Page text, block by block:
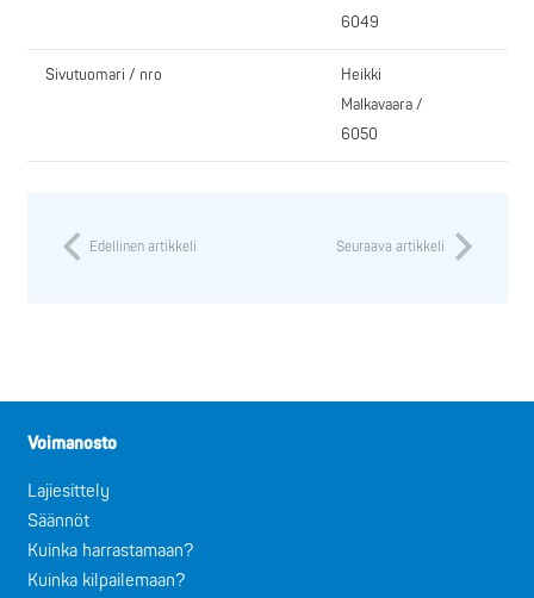
6049
Sivutuomari / nro
Heikki
Malkavaara /
6050
Edellinen artikkeli Seuraava artikkeli
Voimanosto
Lajiesittely
Säännöt
Kuinka harrastamaan?
Kuinka kilpailemaan?